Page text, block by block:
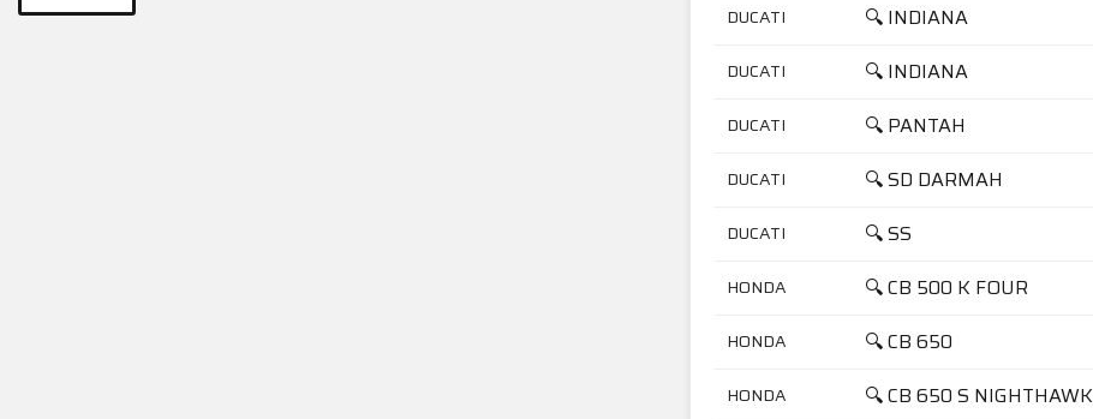
DUCATI 🔍 INDIANA
DUCATI 🔍 INDIANA
DUCATI 🔍 PANTAH
DUCATI 🔍 SD DARMAH
DUCATI 🔍 SS
HONDA 🔍 CB 500 K FOUR
HONDA 🔍 CB 650
HONDA 🔍 CB 650 S NIGHTHAWK